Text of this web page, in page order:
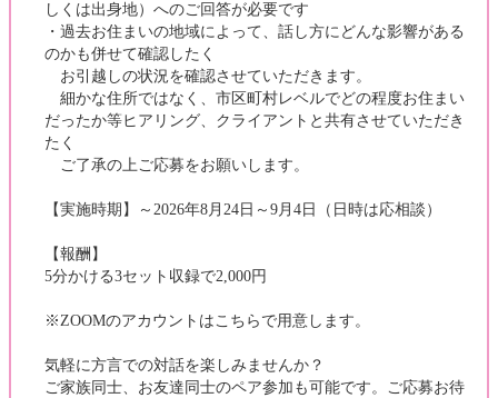
しくは出身地）へのご回答が必要です
・過去お住まいの地域によって、話し方にどんな影響がある
のかも併せて確認したく
お引越しの状況を確認させていただきます。
細かな住所ではなく、市区町村レベルでどの程度お住まい
だったか等ヒアリング、クライアントと共有させていただき
たく
ご了承の上ご応募をお願いします。
【実施時期】～2026年8月24日～9月4日（日時は応相談）
【報酬】
5分かける3セット収録で2,000円
※ZOOMのアカウントはこちらで用意します。
気軽に方言での対話を楽しみませんか？
ご家族同士、お友達同士のペア参加も可能です。ご応募お待